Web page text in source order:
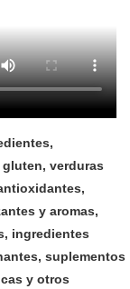
verduras
y aromas,
ingredientes
suplementos
y otros